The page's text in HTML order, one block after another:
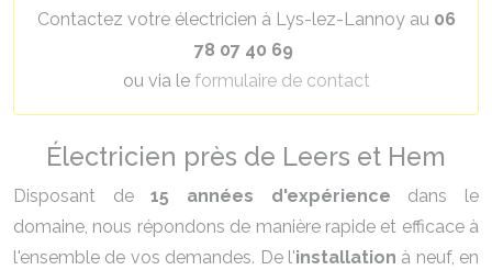
Contactez votre électricien à Lys-lez-Lannoyau 06
78 07 40 69
ou via le formulaire de contact
Électricien près de Leers et Hem
Disposant de15 années d'expérience dans le
domaine, nous répondons de manière rapide et efficace à
l'ensemble de vos demandes. De l'installation à neuf, en